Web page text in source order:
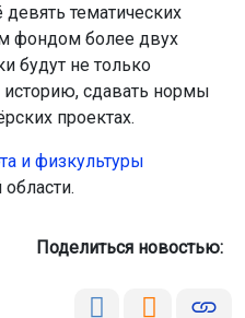
тематических
фондом более двух
будут не только
историю, сдавать нормы
проектах.
и физкультуры
Поделиться новостью: